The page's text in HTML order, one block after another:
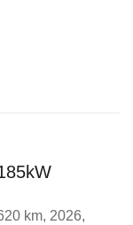
km, 2026,